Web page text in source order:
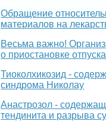
Обращение
материалов на
Весьма важно!
о приостановке
Тиоколхикозид -
синдрома Николау
Анастрозол -
тендинита и разрыва